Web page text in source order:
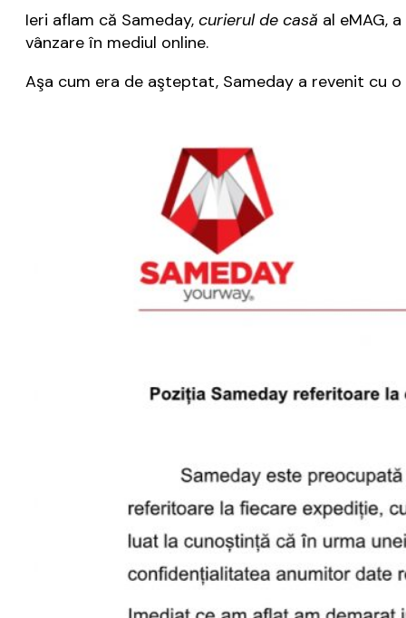
Ieri aflam că Sameday, curierul de casă al eMAG,
vânzare în mediul online.
Aşa cum era de aşteptat, Sameday a revenit cu